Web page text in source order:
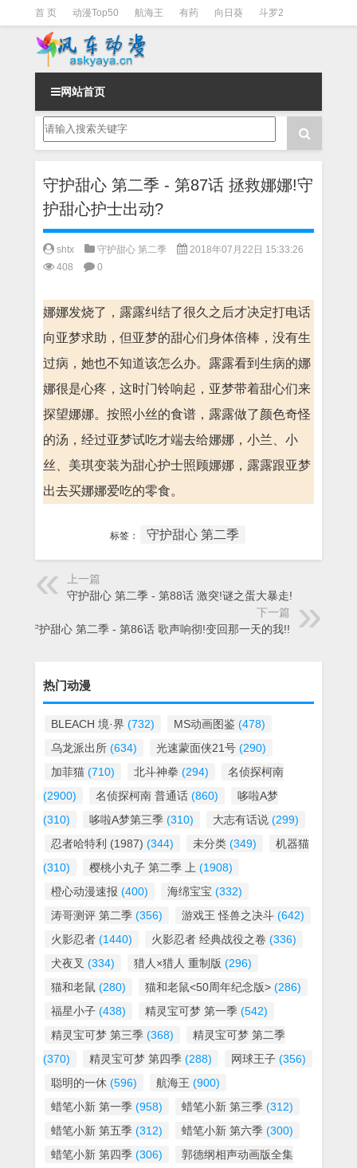
首 页 动漫Top50 航海王 有药 向日葵 斗罗2
斗罗3 火影 一拳超人
网站首页
守护甜心 第二季 - 第87话 拯救娜娜!守
护甜心护士出动?
shtx 守护甜心 第二季
2018年07月22日 15:33:26
408
0
娜娜发烧了，露露纠结了很久之后才决定打电话
向亚梦求助，但亚梦的甜心们身体倍棒，没有生
过病，她也不知道该怎么办。露露看到生病的娜
娜很是心疼，这时门铃响起，亚梦带着甜心们来
探望娜娜。按照小丝的食谱，露露做了颜色奇怪
的汤，经过亚梦试吃才端去给娜娜，小兰、小
丝、美琪变装为甜心护士照顾娜娜，露露跟亚梦
出去买娜娜爱吃的零食。
标签： 守护甜心 第二季
上一篇
守护甜心 第二季 - 第88话 激突!谜之蛋大暴走!
下一篇
守护甜心 第二季 - 第86话 歌声响彻!变回那一天的我!!
热门动漫
BLEACH 境·界 (732) MS动画图鉴 (478)
乌龙派出所 (634) 光速蒙面侠21号 (290)
加菲猫 (710) 北斗神拳 (294)
名侦探柯南
(2900)
名侦探柯南 普通话 (860)
哆啦A梦
(310)
哆啦A梦第三季 (310) 大志有话说 (299)
忍者哈特利 (1987) (344) 未分类 (349)
机器猫
(310)
樱桃小丸子 第二季 上 (1908)
橙心动漫速报 (400) 海绵宝宝 (332)
涛哥测评 第二季 (356) 游戏王 怪兽之决斗 (642)
火影忍者 (1440) 火影忍者 经典战役之卷 (336)
犬夜叉 (334) 猎人×猎人 重制版 (296)
猫和老鼠 (280) 猫和老鼠<50周年纪念版> (286)
福星小子 (438) 精灵宝可梦 第一季 (542)
精灵宝可梦 第三季 (368)
精灵宝可梦 第二季
(370)
精灵宝可梦 第四季 (288) 网球王子 (356)
聪明的一休 (596) 航海王 (900)
蜡笔小新 第一季 (958) 蜡笔小新 第三季 (312)
蜡笔小新 第五季 (312) 蜡笔小新 第六季 (300)
蜡笔小新 第四季 (306)
郭德纲相声动画版全集